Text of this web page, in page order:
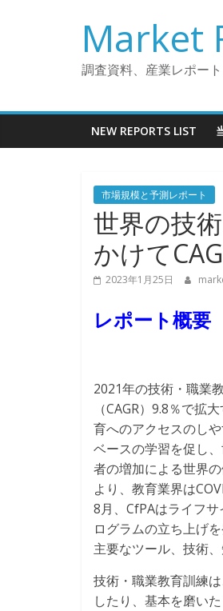
へ
キ
Market
調査資料、産業レポー
NEW REPORTS LIST
市場規模と予測レポート
世界の技
かけて
2023年1月25日
レポート概要
2021年の技術・職業
（CAGR）9.8％で
育へのアクセスのし
ベースの学習を促し
者の増加による世界
より、教育業界は
8月、CfPAはライフ
ログラムの立ち上げ
主要なツール、技術
技術・職業教育訓練
したり、基本を磨い